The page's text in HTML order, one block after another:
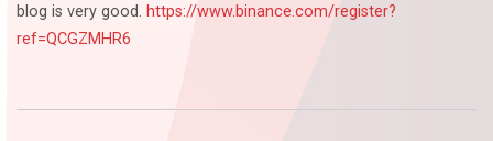
blog is very good. https://www.binance.com/register?
ref=QCGZMHR6